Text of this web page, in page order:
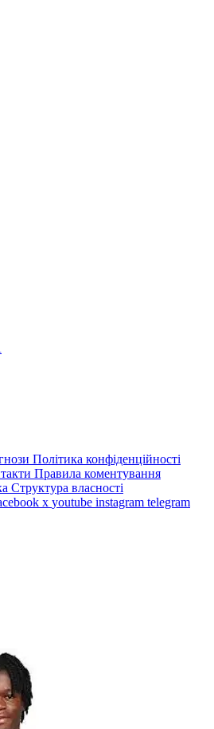
Політика конфіденційності
Правила коментування
Структура власності
x youtube instagram telegram